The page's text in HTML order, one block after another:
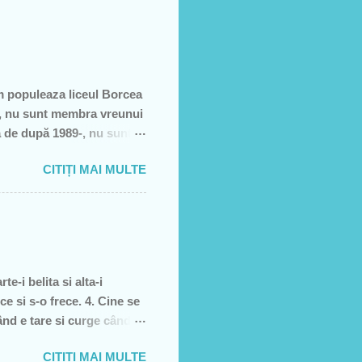
populeaza liceul Borcea
sunt membra vreunui
după 1989-, nu sunt
sale- asa cum rezultă
Recunosc acum că
CITIȚI MAI MULTE
i belita si alta-i
si s-o frece. 4. Cine se
e tare si curge când e
CITIȚI MAI MULTE